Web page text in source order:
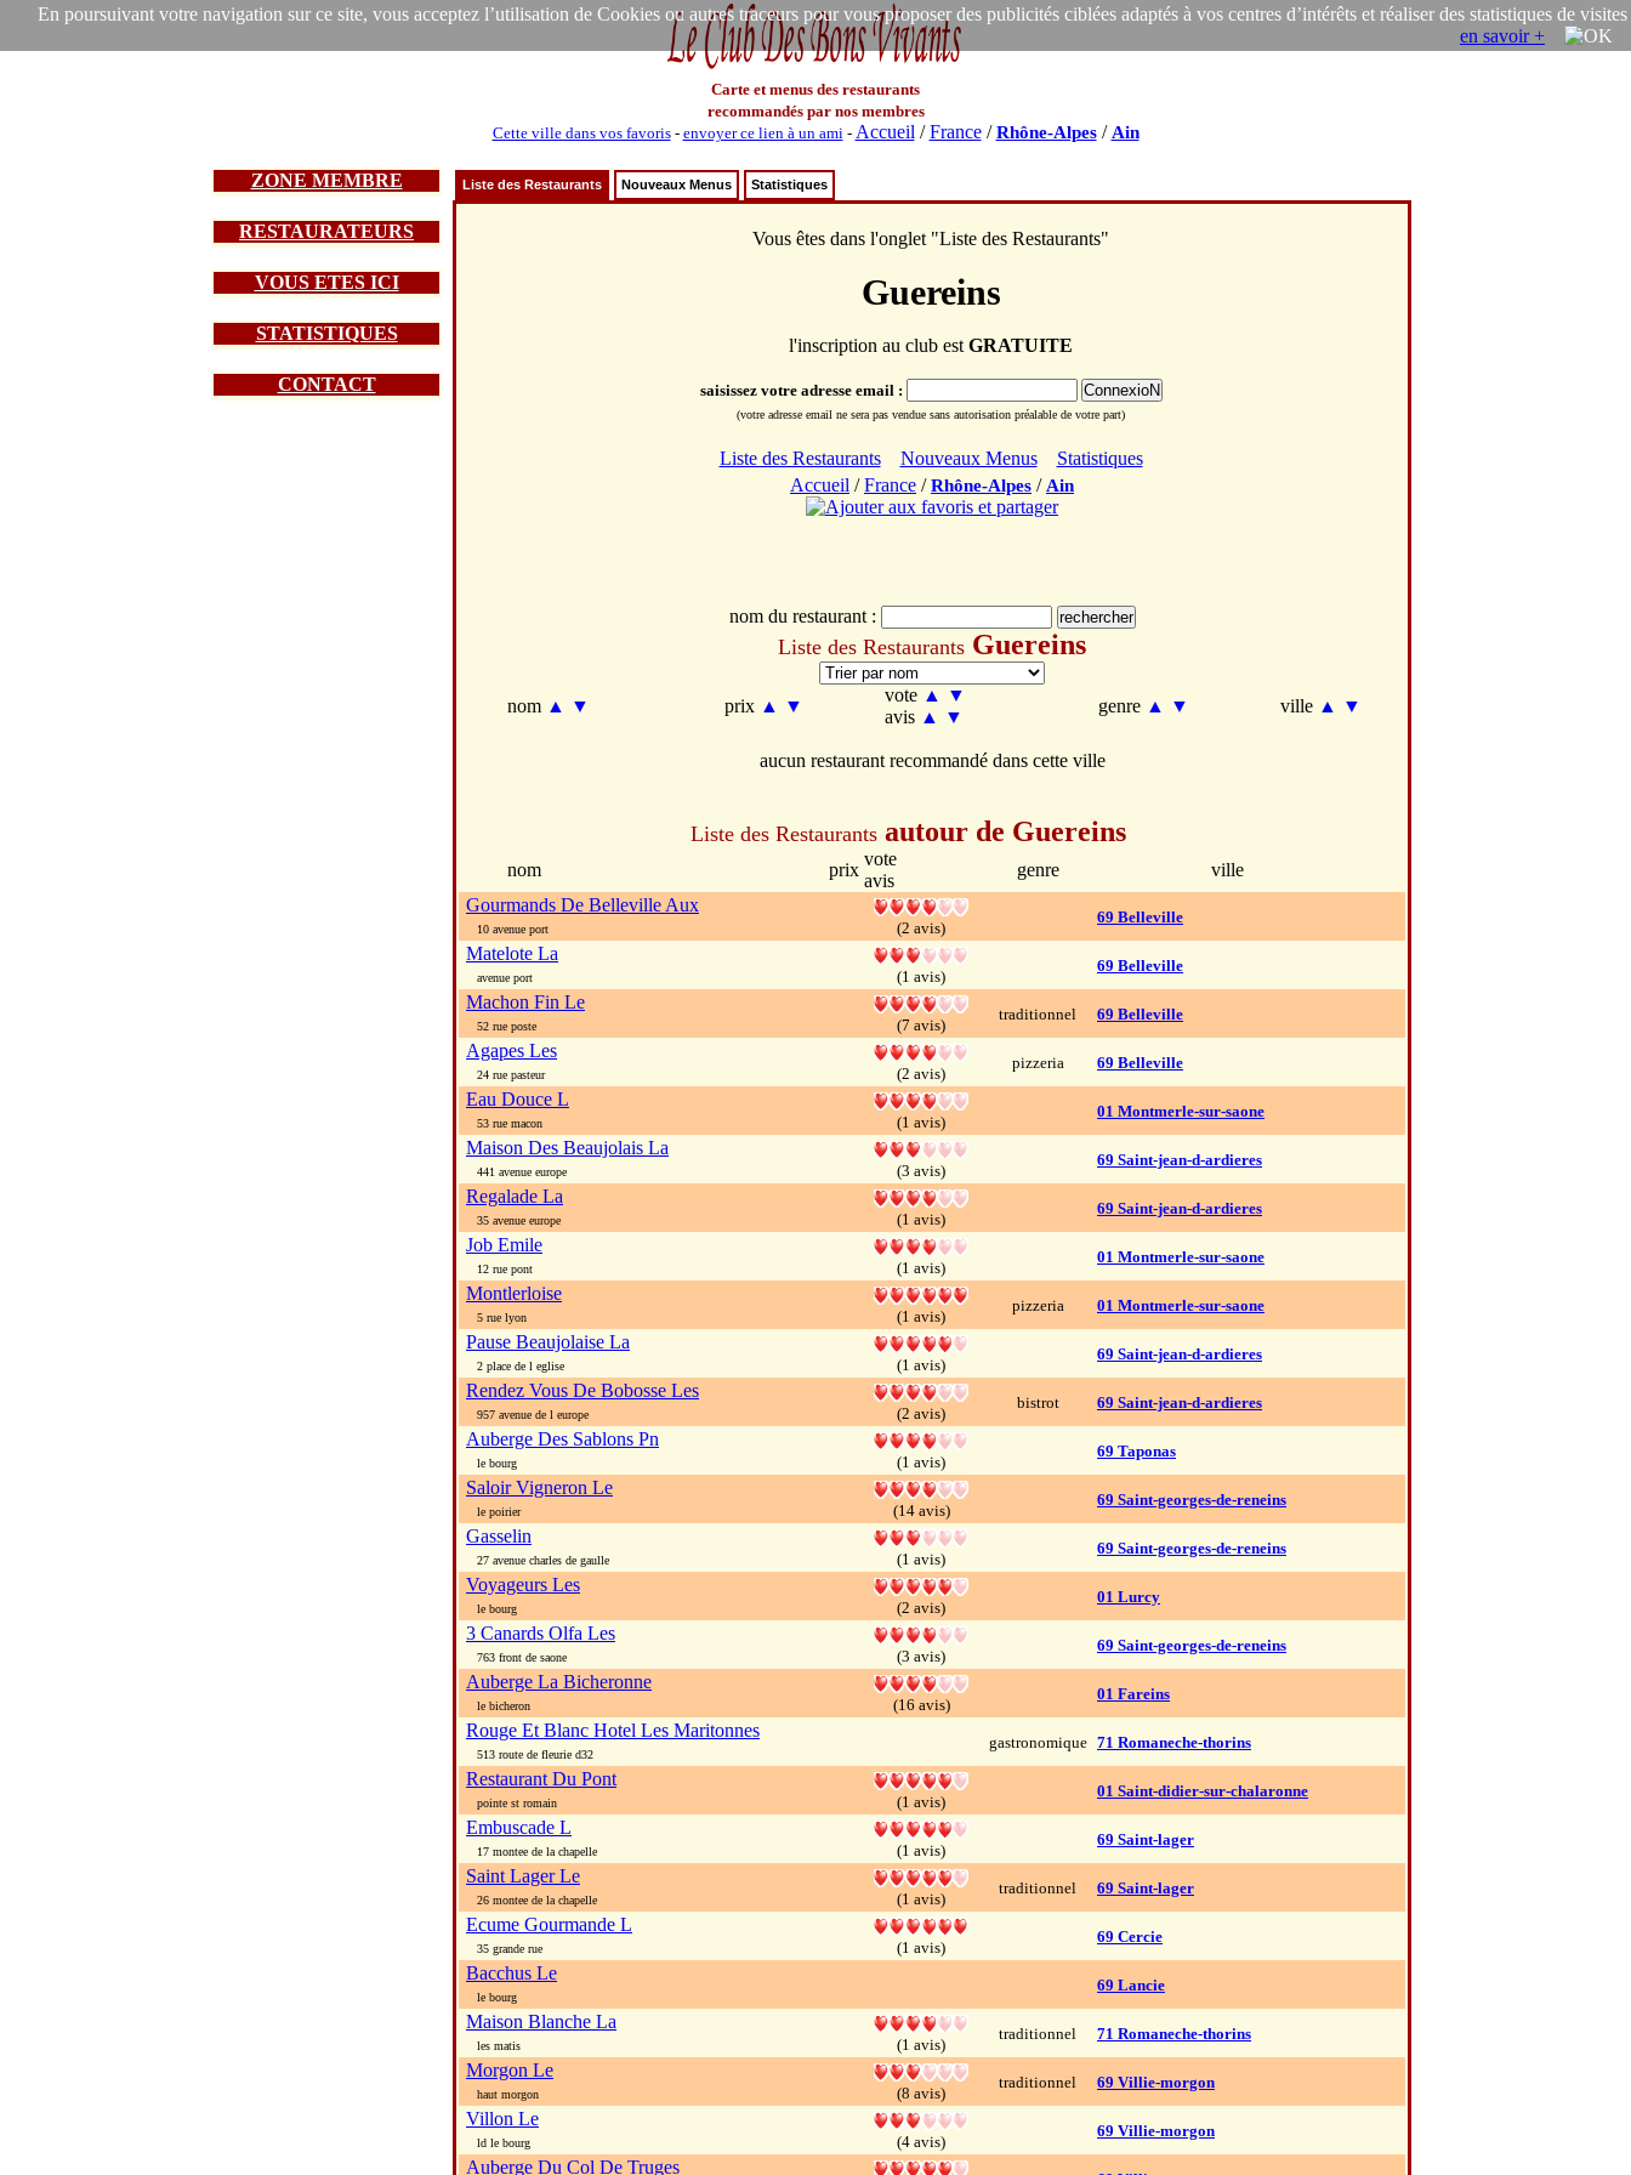
En poursuivant votre navigation sur ce site, vous acceptez l’utilisation de Cookies ou autres traceurs pour vous proposer des publicités ciblées adaptés à vos centres d’intérêts et réaliser des statistiques de visites
en savoir +
Carte et menus des restaurants
recommandés par nos membres
Cette ville dans vos favoris- envoyer ce lien à un ami- Accueil /France/Rhône-Alpes/ Ain
ZONE MEMBRE
RESTAURATEURS
VOUS ETES ICI
STATISTIQUES
CONTACT
Liste des Restaurants Nouveaux Menus Statistiques
Vous êtes dans l'onglet "Liste des Restaurants"
Guereins
l'inscription au club est GRATUITE
saisissez votre adresse email :
(votre adresse email ne sera pas vendue sans autorisation préalable de votre part)
Liste des Restaurants Nouveaux Menus
Statistiques
Accueil /France /Rhône-Alpes / Ain
nom du restaurant :
Liste des Restaurants Guereins
nom ▲ ▼ prix ▲ ▼
vote ▲
▼
avis ▲ ▼
genre ▲ ▼ ville ▲ ▼
aucun restaurant recommandé dans cette ville
Liste des Restaurants autour de Guereins
nom prix
vote
avis
genre
ville
Gourmands De Belleville Aux
10 avenue port (2 avis)
69 Belleville
Matelote La
avenue port (1 avis)
69 Belleville
Machon Fin Le
52 rue poste (7 avis)
traditionnel 69 Belleville
Agapes Les
24 rue pasteur (2 avis)
pizzeria 69 Belleville
Eau Douce L
53 rue macon (1 avis)
01 Montmerle-sur-saone
Maison Des Beaujolais La
441 avenue europe (3 avis)
69 Saint-jean-d-ardieres
Regalade La
35 avenue europe (1 avis)
69 Saint-jean-d-ardieres
Job Emile
12 rue pont (1 avis)
01 Montmerle-sur-saone
Montlerloise
5 rue lyon (1 avis)
pizzeria 01 Montmerle-sur-saone
Pause Beaujolaise La
2 place de l eglise (1 avis)
69 Saint-jean-d-ardieres
Rendez Vous De Bobosse Les
957 avenue de l europe (2 avis)
bistrot 69 Saint-jean-d-ardieres
Auberge Des Sablons Pn
le bourg (1 avis)
69 Taponas
Saloir Vigneron Le
le poirier (14 avis)
69 Saint-georges-de-reneins
Gasselin
27 avenue charles de gaulle (1 avis)
69 Saint-georges-de-reneins
Voyageurs Les
le bourg (2 avis)
01 Lurcy
3 Canards Olfa Les
763 front de saone (3 avis)
69 Saint-georges-de-reneins
Auberge La Bicheronne
le bicheron (16 avis)
01 Fareins
Rouge Et Blanc Hotel Les Maritonnes
513 route de fleurie d32
gastronomique 71 Romaneche-thorins
Restaurant Du Pont
pointe st romain (1 avis)
01 Saint-didier-sur-chalaronne
Embuscade L
17 montee de la chapelle (1 avis)
69 Saint-lager
Saint Lager Le
26 montee de la chapelle (1 avis)
traditionnel 69 Saint-lager
Ecume Gourmande L
35 grande rue (1 avis)
69 Cercie
Bacchus Le
le bourg
69 Lancie
Maison Blanche La
les matis (1 avis)
traditionnel 71 Romaneche-thorins
Morgon Le
haut morgon (8 avis)
traditionnel 69 Villie-morgon
Villon Le
ld le bourg (4 avis)
69 Villie-morgon
Auberge Du Col De Truges